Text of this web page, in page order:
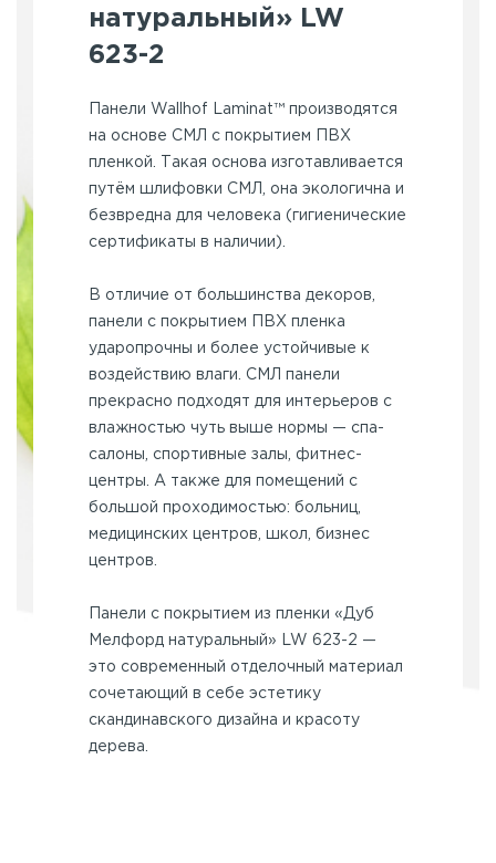
натуральный» LW
623-2
Панели Wallhof Laminat™ производятся
на основе СМЛ с покрытием ПВХ
пленкой. Такая основа изготавливается
путём шлифовки СМЛ, она экологична и
безвредна для человека (гигиенические
сертификаты в наличии).
В отличие от большинства декоров,
панели с покрытием ПВХ пленка
ударопрочны и более устойчивые к
воздействию влаги. СМЛ панели
прекрасно подходят для интерьеров с
влажностью чуть выше нормы — спа-
салоны, спортивные залы, фитнес-
центры. А также для помещений с
большой проходимостью: больниц,
медицинских центров, школ, бизнес
центров.
Панели с покрытием из пленки «Дуб
Мелфорд натуральный» LW 623-2 —
это современный отделочный материал
сочетающий в себе эстетику
скандинавского дизайна и красоту
дерева.